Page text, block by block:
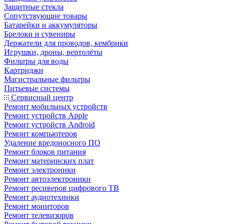
Защитные стекла
Сопутствующие товары
Батарейки и аккумуляторы
Брелоки и сувениры
Держатели для проводов, кембрики
Игрушки, дроны, вертолёты
Фильтры для воды
Картриджи
Магистральные фильтры
Питьевые системы
Сервисный центр
Ремонт мобильных устройств
Ремонт устройств Apple
Ремонт устройств Android
Ремонт компьютеров
Удаление вредоносного ПО
Ремонт блоков питания
Ремонт материнских плат
Ремонт электроники
Ремонт автоэлектроники
Ремонт ресиверов цифрового ТВ
Ремонт аудиотехники
Ремонт мониторов
Ремонт телевизоров